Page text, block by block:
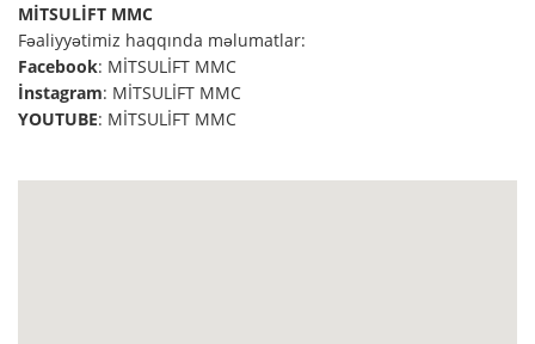
MİTSULİFT MMC
Fəaliyyətimiz haqqında məlumatlar:
Facebook: MİTSULİFT MMC
İnstagram: MİTSULİFT MMC
YOUTUBE: MİTSULİFT MMC